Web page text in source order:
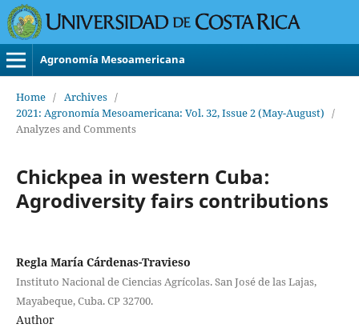
Agronomía Mesoamericana
Home / Archives /
2021: Agronomía Mesoamericana: Vol. 32, Issue 2 (May-August) /
Analyzes and Comments
Chickpea in western Cuba:
Agrodiversity fairs contributions
Regla María Cárdenas-Travieso
Instituto Nacional de Ciencias Agrícolas. San José de las Lajas,
Mayabeque, Cuba. CP 32700.
Author